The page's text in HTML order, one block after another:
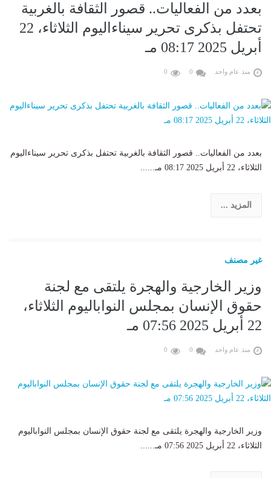
بعدد من الفعاليات.. قصور الثقافة بالغربية
تحتفل بذكرى تحرير سيناءاليوم الثلاثاء، 22
أبريل 2025 08:17 مـ
منذ عام واحد 0
0
بعدد من الفعاليات.. قصور الثقافة بالغربية تحتفل بذكرى تحرير سيناءاليوم
الثلاثاء، 22 أبريل 2025 08:17 مـ......
المزيد ...
غير مصنف
وزير الخارجية والهجرة يلتقى مع لجنة
حقوق الإنسان بمجلس النواباليوم الثلاثاء،
22 أبريل 2025 07:56 مـ
منذ عام واحد 0
0
وزير الخارجية والهجرة يلتقى مع لجنة حقوق الإنسان بمجلس النواباليوم
الثلاثاء، 22 أبريل 2025 07:56 مـ......